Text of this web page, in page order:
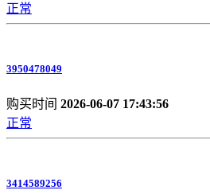
正常
3950478049
购买时间 2026-06-07 17:43:56
正常
3414589256